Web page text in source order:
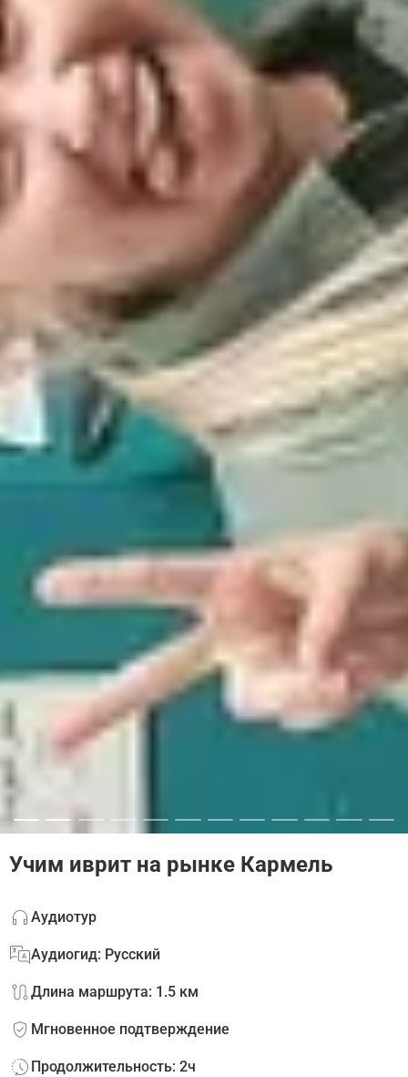
Учим иврит на рынке Кармель
Аудиотур
Аудиогид: Русский
Длина маршрута: 1.5 км
Мгновенное подтверждение
Продолжительность: 2ч